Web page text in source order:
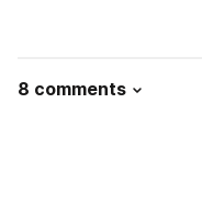
8 comments